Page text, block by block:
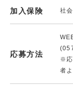
加入保険 社
応募方法
※応
者